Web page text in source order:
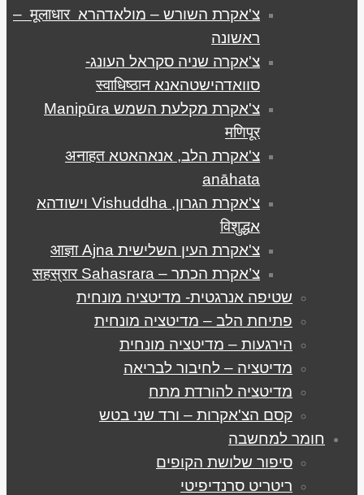
צ'אקרת השורש – מולאדהרא मूलाधार –
ראשונה
צ'אקרה שניה סקראל העונג-
סוואדהישטהאנא स्वाधिष्ठान
צ'אקרת מקלעת השמש Manipūra
मणिपूर
צ'אקרת הלב, אנאהאטא अनाहत
anāhata
צ'אקרת הגרון, Vishuddha וישודהא
צ'אקרת העין השלישית आज्ञा Ajna
צ’אקרת הכתר – सहस्रार Sahasrara
שטיפה אנרגטית- מדיטציה מונחית
פתיחת הלב – מדיטציה מונחית
הירגעות – מדיטציה מונחית
מדיטציה – לחיבור לבריאה
מדיטציה להורדת מתח
קסם הצ'אקרות – ורד שני בטש
חומר למחשבה
סיפור שלושת הקופים
ריטריט סרנדיפיטי